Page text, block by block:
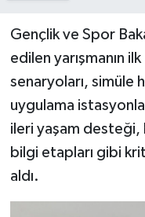
Gençlik ve Spor
edilen yarışmanın
senaryoları, simüle
uygulama
ileri yaşam desteği,
bilgi etapları gibi
aldı.